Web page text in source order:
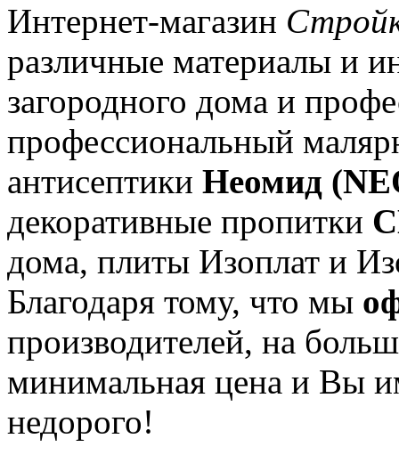
Интернет-магазин
различные материалы и
загородного дома и
профессиональный
антисептики Неомид
декоративные пропитки
дома, плиты Изоплат и
Благодаря тому, что мы
производителей, на
минимальная цена и Вы
недорого!